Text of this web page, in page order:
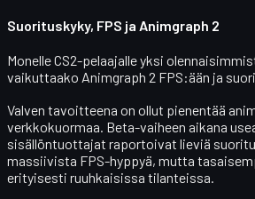
Suorituskyky, FPS ja Animgraph 2
Monelle CS2-pelaajalle yksi
vaikuttaako Animgraph 2 FPS:ään ja
Valven tavoitteena on ollut pienentää
verkkokuormaa. Beta-vaiheen aikana
sisällöntuottajat raportoivat lieviä
massiivista FPS-hyppyä, mutta
erityisesti ruuhkaisissa tilanteissa.